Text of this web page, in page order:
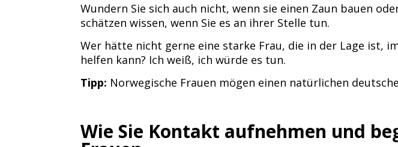
Wundern Sie sich auch nicht, wenn sie einen Zaun bauen
schätzen wissen, wenn Sie es an ihrer Stelle tun.
Wer hätte nicht gerne eine starke Frau, die in der Lage ist,
helfen kann? Ich weiß, ich würde es tun.
Tipp: Norwegische Frauen mögen einen natürlichen
Wie Sie Kontakt aufnehmen und